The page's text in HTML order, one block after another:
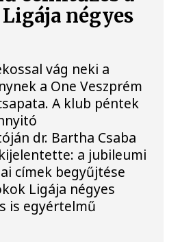
négyes
vág neki a
a One Veszprém
A klub péntek
dr. Bartha Csaba
a jubileumi
címek begyűjtése
Ligája négyes
is egyértelmű